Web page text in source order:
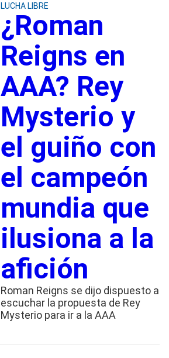
LUCHA LIBRE
¿Roman
Reigns en
AAA? Rey
Mysterio y
el guiño con
el campeón
mundia que
ilusiona a la
afición
Roman Reigns se dijo dispuesto a
escuchar la propuesta de Rey
Mysterio para ir a la AAA